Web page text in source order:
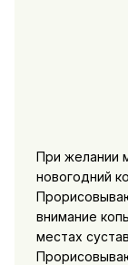
При желании
новогодний
внимание
местах